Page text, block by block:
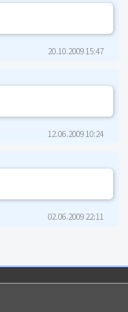
20.10.2009 15:47
12.06.2009 10:24
02.06.2009 22:11